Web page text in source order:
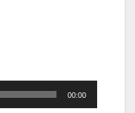
00:00